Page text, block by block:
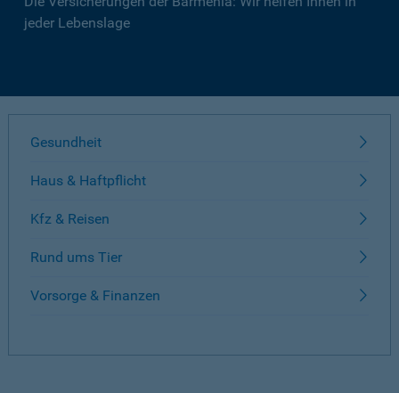
jeder Lebenslage
Gesundheit
Haus & Haftpflicht
Kfz & Reisen
Rund ums Tier
Vorsorge & Finanzen